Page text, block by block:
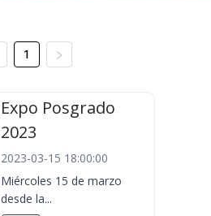
1
Expo Posgrado
2023
2023-03-15 18:00:00
Miércoles 15 de marzo
desde la...